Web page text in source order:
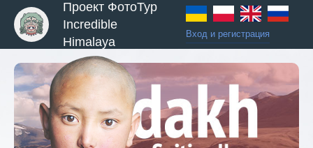
Проект ФотоТур
Incredible
Himalaya
Вход и регистрация